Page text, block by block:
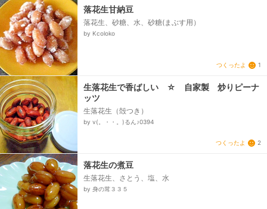
落花生甘納豆
落花生、砂糖、水、砂糖(まぶす用）
by Kcoloko
つくったよ 1
生落花生で香ばしい ☆ 自家製 炒りピーナ
ッツ
生落花生（殻つき）
by v(。・・。)るん♪0394
つくったよ 2
落花生の煮豆
生落花生、さとう、塩、水
by 身の茸３３５